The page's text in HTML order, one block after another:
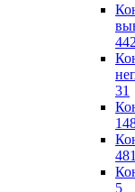
442
31
481
5